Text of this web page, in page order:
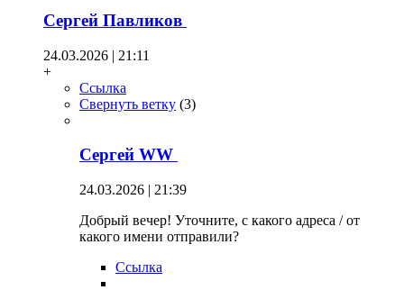
Сергей Павликов
24.03.2026 | 21:11
+
Ссылка
Свернуть ветку (3)
Сергей WW
24.03.2026 | 21:39
Добрый вечер! Уточните, с какого адреса / от
какого имени отправили?
Ссылка